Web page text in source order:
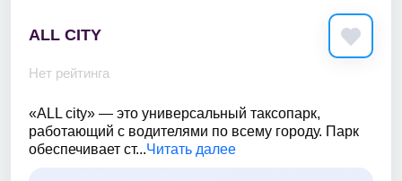
ALL CITY
Нет рейтинга
«ALL city» — это универсальный таксопарк,
работающий с водителями по всему городу. Парк
обеспечивает ст...Читать далее